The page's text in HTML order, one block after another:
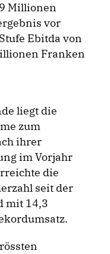
Millionen
vor
Ebitda von
Franken
liegt die
zum
ihrer
im Vorjahr
die
seit der
mit 14,3